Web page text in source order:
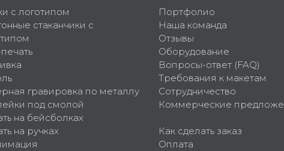
с логотипом
стаканчики с
гравировка по металлу
под смолой
на бейсболках
на ручках
Портфолио
Наша команда
Отзывы
Оборудование
Вопросы-ответ (FAQ)
Требования к макетам
Сотрудничество
Коммерческие
Как сделать заказ
Оплата